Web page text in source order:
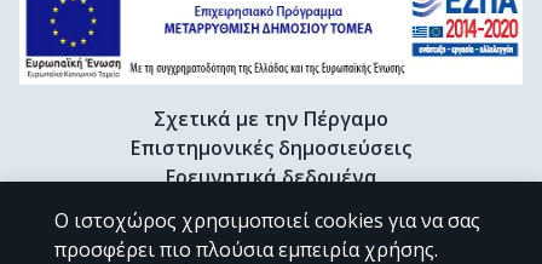
Σχετικά με την Πέργαμο
Επιστημονικές δημοσιεύσεις
Ερευνητικά δεδομένα
Διδακτορικές διατριβές & Γκρίζα βιβλιογραφία
Προφίλ Ερευνητή
Ο ιστοχώρος χρησιμοποιεί cookies για να σας
προσφέρει πιο πλούσια εμπειρία χρήσης.